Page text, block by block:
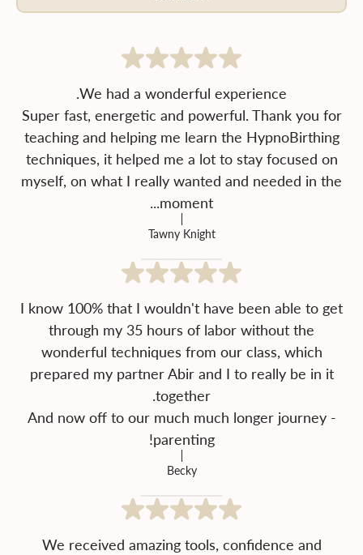
Super fast, energetic and powerful. Thank you for
teaching and helping me learn the HypnoBirthing
techniques, it helped me a lot to stay focused on
myself, on what I really wanted and needed in the
moment...
Tawny Knight
I know 100% that I wouldn't have been able to get
through my 35 hours of labor without the
wonderful techniques from our class, which
prepared my partner Abir and I to really be in it
And now off to our much much longer journey -
parenting!
Becky
We received amazing tools, confidence and